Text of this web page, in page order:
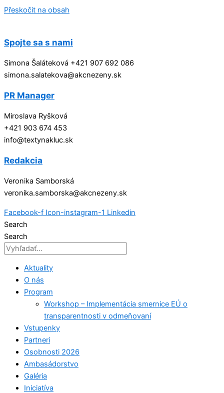
Přeskočit na obsah
Spojte sa s nami
Simona Šaláteková +421 907 692 086
simona.salatekova@akcnezeny.sk
PR Manager
Miroslava Ryšková
+421 903 674 453
info@textynakluc.sk
Redakcia
Veronika Samborská
veronika.samborska@akcnezeny.sk
Facebook-f Icon-instagram-1 Linkedin
Search
Search
Aktuality
O nás
Program
Workshop – Implementácia smernice EÚ o
transparentnosti v odmeňovaní
Vstupenky
Partneri
Osobnosti 2026
Ambasádorstvo
Galéria
Iniciatíva